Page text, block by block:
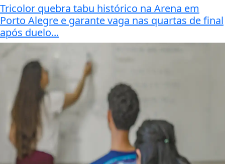
Tricolor quebra tabu histórico na Arena em
Porto Alegre e garante vaga nas quartas de final
após duelo...